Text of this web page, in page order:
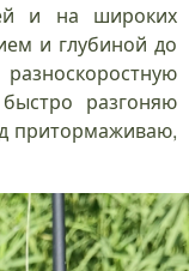
и на широких
и глубиной до
разгоняю
притормаживаю,